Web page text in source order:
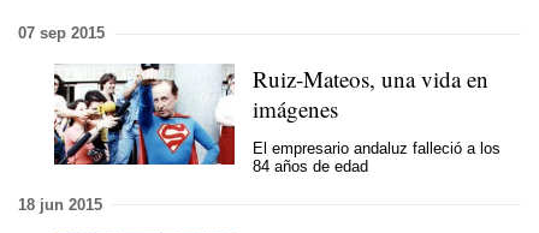
07 sep 2015
Ruiz-Mateos, una vida en
imágenes
El empresario andaluz falleció a los
84 años de edad
18 jun 2015